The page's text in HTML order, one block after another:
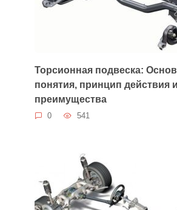
Торсионная подвеска:
понятия, принцип действия и
преимущества
0 541